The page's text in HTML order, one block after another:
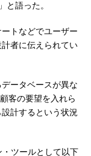
と語った。
トなどでユーザー
者に伝えられてい
ータベースが異な
客の要望を入れら
計するという状況
ツールとして以下